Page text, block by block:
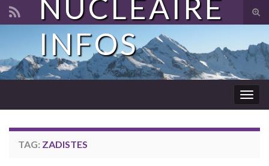
Search for:
NUCLÉAIRE
INFOS
TAG: ZADISTES